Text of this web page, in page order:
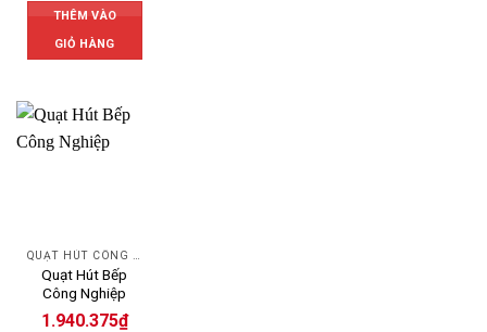
THÊM VÀO
GIỎ HÀNG
Quạt Hút Bếp
Công Nghiệp
1.940.375₫